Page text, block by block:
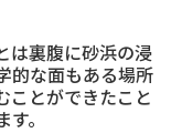
は裏腹に砂浜の浸
的な面もある場所
ことができたこと
。